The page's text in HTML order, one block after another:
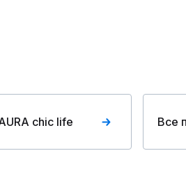
chic life Все